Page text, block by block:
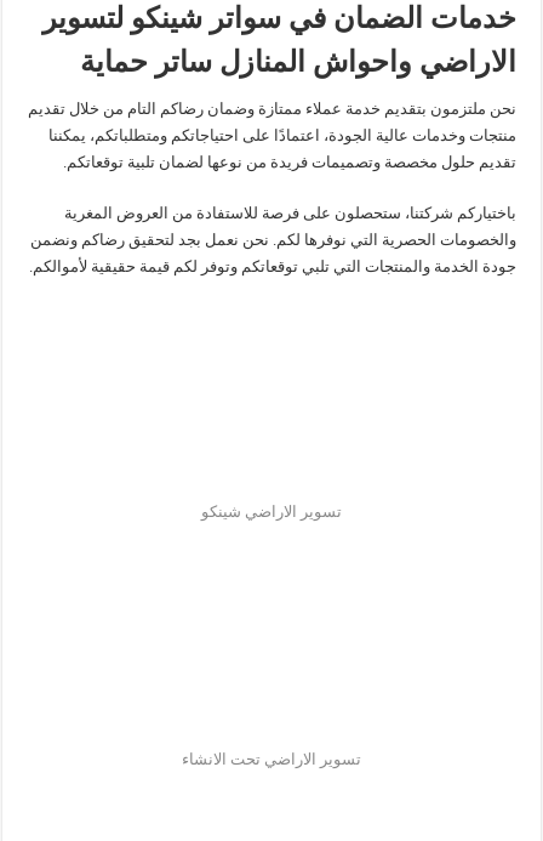
خدمات الضمان في سواتر شينكو لتسوير
الاراضي واحواش المنازل ساتر حماية
نحن ملتزمون بتقديم خدمة عملاء ممتازة وضمان رضاكم التام من خلال تقديم
منتجات وخدمات عالية الجودة، اعتمادًا على احتياجاتكم ومتطلباتكم، يمكننا
تقديم حلول مخصصة وتصميمات فريدة من نوعها لضمان تلبية توقعاتكم.
باختياركم شركتنا، ستحصلون على فرصة للاستفادة من العروض المغرية
والخصومات الحصرية التي نوفرها لكم. نحن نعمل بجد لتحقيق رضاكم ونضمن
جودة الخدمة والمنتجات التي تلبي توقعاتكم وتوفر لكم قيمة حقيقية لأموالكم.
تسوير الاراضي شينكو
تسوير الاراضي تحت الانشاء